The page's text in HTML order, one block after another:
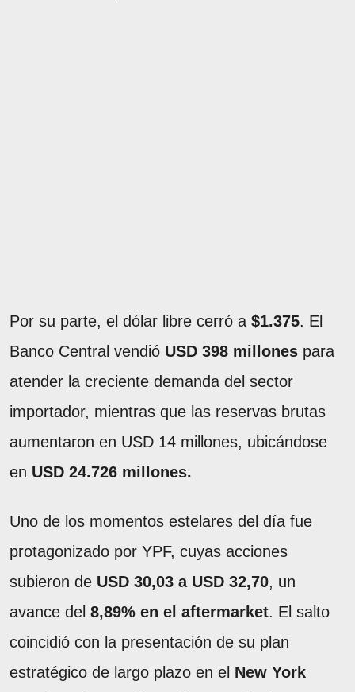
Por su parte, el dólar libre cerró a $1.375. El
Banco Central vendió USD 398 millones para
atender la creciente demanda del sector
importador, mientras que las reservas brutas
aumentaron en USD 14 millones, ubicándose
en USD 24.726 millones.
Uno de los momentos estelares del día fue
protagonizado por YPF, cuyas acciones
subieron de USD 30,03 a USD 32,70, un
avance del 8,89% en el aftermarket. El salto
coincidió con la presentación de su plan
estratégico de largo plazo en el New York